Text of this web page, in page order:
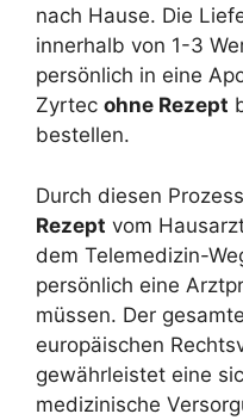
nach Hause. Die
innerhalb von 1-3
persönlich in eine
Zyrtec ohne Rezept
bestellen.
Durch diesen
Rezept vom
dem Telemedizin-
persönlich eine
müssen. Der
europäischen
gewährleistet eine
medizinische